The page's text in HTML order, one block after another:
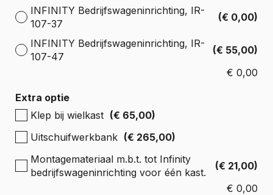
INFINITY Bedrijfswageninrichting, IR-
107-37
(€ 0,00)
INFINITY Bedrijfswageninrichting, IR-
107-47
(€ 55,00)
€ 0,00
Extra optie
Klep bij wielkast (€ 65,00)
Uitschuifwerkbank (€ 265,00)
Montagemateriaal m.b.t. tot Infinity
bedrijfswageninrichting voor één kast.
(€ 21,00)
€ 0,00